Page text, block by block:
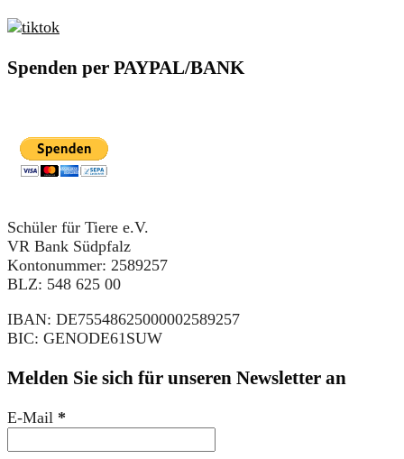
Spenden per PAYPAL/BANK
Schüler für Tiere e.V.
VR Bank Südpfalz
Kontonummer: 2589257
BLZ: 548 625 00
IBAN: DE75548625000002589257
BIC: GENODE61SUW
Melden Sie sich für unseren Newsletter an
E-Mail *